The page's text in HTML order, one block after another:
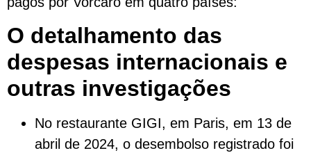
O detalhamento das
despesas internacionais e
outras investigações
No restaurante GIGI, em Paris, em 13 de
abril de 2024, o desembolso registrado foi